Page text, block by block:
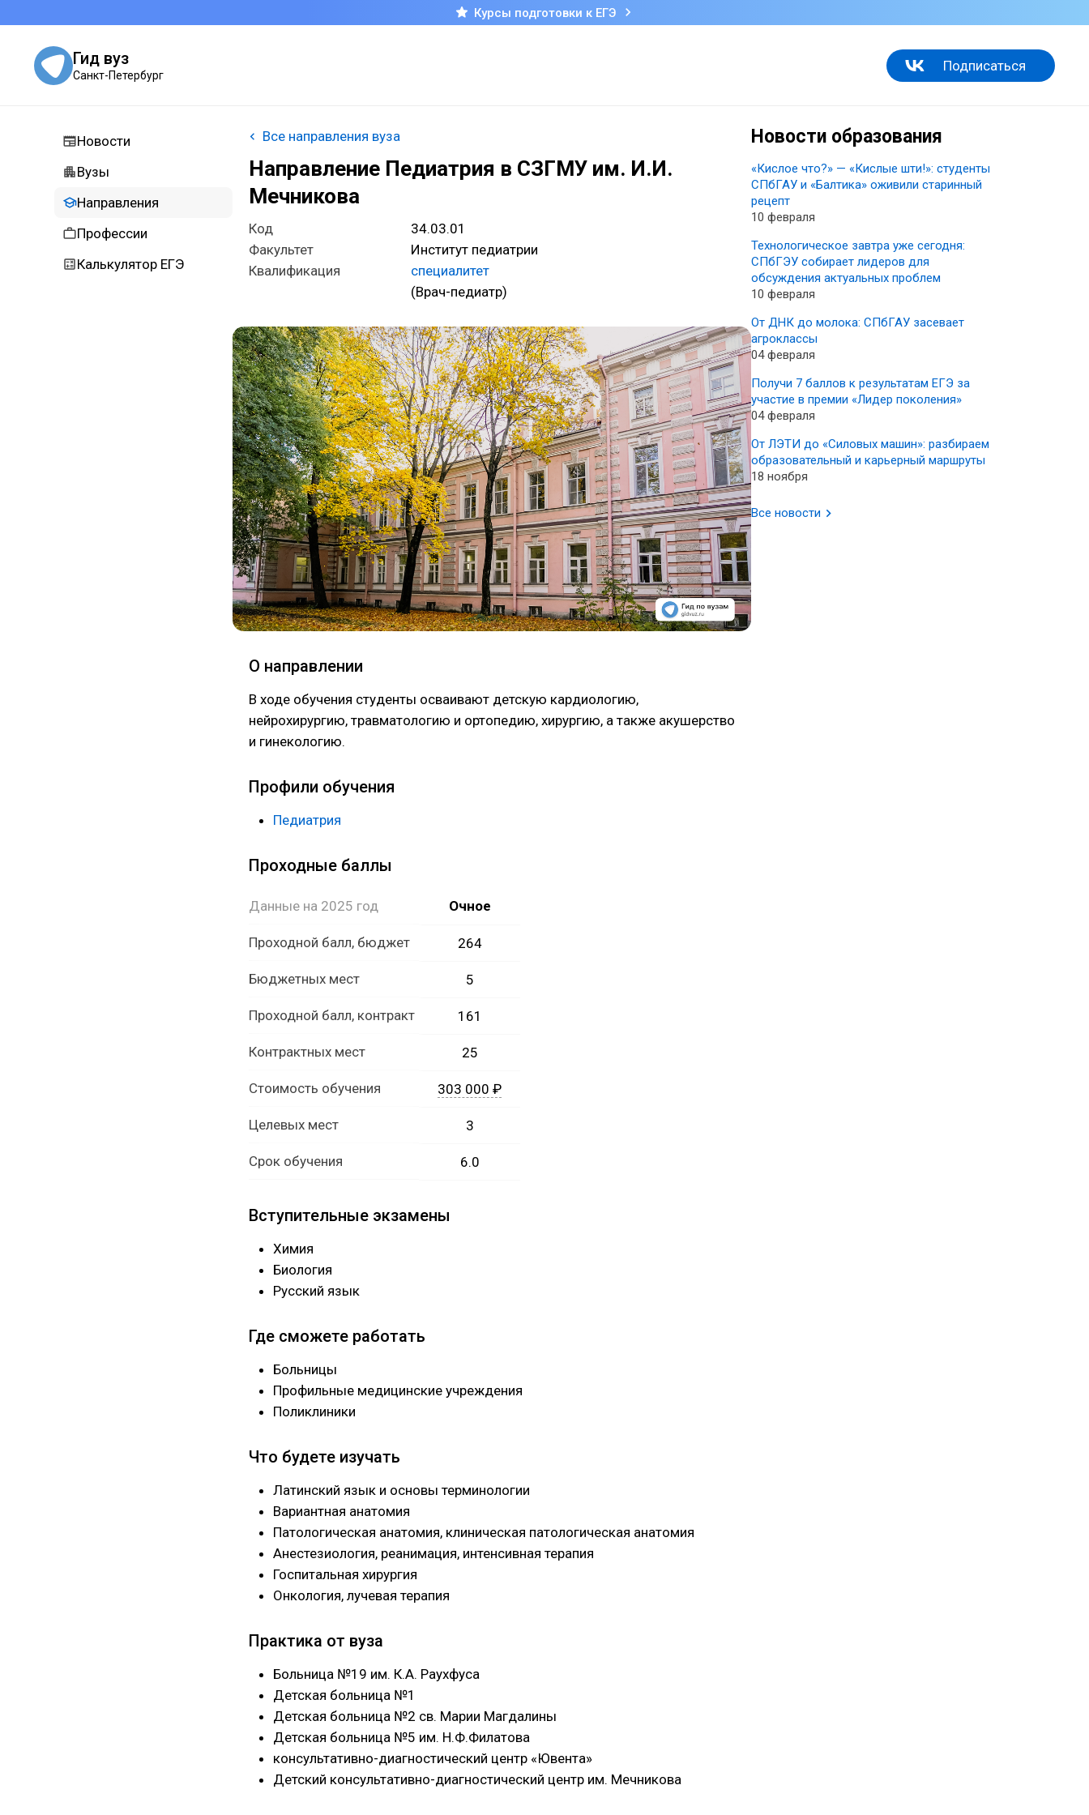
Курсы подготовки к ЕГЭ
Гид вуз
Санкт-Петербург
Подписаться
Новости
Вузы
Направления
Профессии
Калькулятор ЕГЭ
Новости образования
«Кислое что?» — «Кислые шти!»: студенты
СПбГАУ и «Балтика» оживили старинный
рецепт
10 февраля
Технологическое завтра уже сегодня:
СПбГЭУ собирает лидеров для
обсуждения актуальных проблем
10 февраля
От ДНК до молока: СПбГАУ засевает
агроклассы
04 февраля
Получи 7 баллов к результатам ЕГЭ за
участие в премии «Лидер поколения»
04 февраля
От ЛЭТИ до «Силовых машин»: разбираем
образовательный и карьерный маршруты
18 ноября
Все новости
Все направления вуза
Направление Педиатрия в СЗГМУ им. И.И.
Мечникова
Код
34.03.01
Факультет
Институт педиатрии
Квалификация
специалитет
(Врач-педиатр)
О направлении
В ходе обучения студенты осваивают детскую кардиологию,
нейрохирургию, травматологию и ортопедию, хирургию, а также акушерство
и гинекологию.
Профили обучения
Педиатрия
Проходные баллы
Данные на 2025 год Очное
Проходной балл, бюджет 264
Бюджетных мест 5
Проходной балл, контракт 161
Контрактных мест 25
Стоимость обучения 303 000 ₽
Целевых мест 3
Срок обучения 6.0
Вступительные экзамены
Химия
Биология
Русский язык
Где сможете работать
Больницы
Профильные медицинские учреждения
Поликлиники
Что будете изучать
Латинский язык и основы терминологии
Вариантная анатомия
Патологическая анатомия, клиническая патологическая анатомия
Анестезиология, реанимация, интенсивная терапия
Госпитальная хирургия
Онкология, лучевая терапия
Практика от вуза
Больница №19 им. К.А. Раухфуса
Детская больница №1
Детская больница №2 св. Марии Магдалины
Детская больница №5 им. Н.Ф.Филатова
консультативно-диагностический центр «Ювента»
Детский консультативно-диагностический центр им. Мечникова